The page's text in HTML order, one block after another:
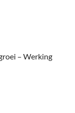
– Werking